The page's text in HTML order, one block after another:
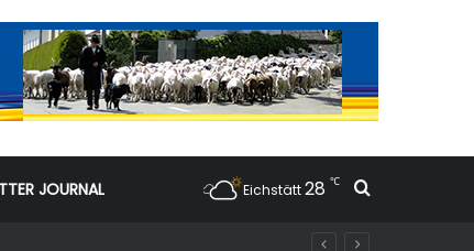
JOURNAL Eichstätt28 ℃ Suchen